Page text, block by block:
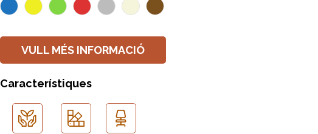
VULL MÉS INFORMACIÓ
Característiques